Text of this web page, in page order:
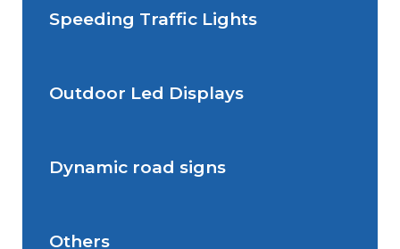
Situations de signalisation
Radar Speed Sign
Speeding Traffic Lights
Speeding Traffic Light
Outdoor Led Displays
Outdoor Led Display
Dynamic road signs
Others